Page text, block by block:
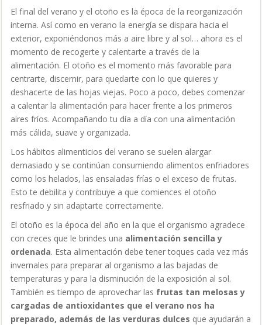
El final del verano y el otoño es la época de la reorganización
interna. Así como en verano la energía se dispara hacia el
exterior, exponiéndonos más a aire libre y al sol… ahora es el
momento de recogerte y calentarte a través de la
alimentación. El otoño es el momento más favorable para
centrarte, discernir, para quedarte con lo que quieres y
deshacerte de las hojas viejas. Poco a poco, debes comenzar
a calentar la alimentación para hacer frente a los primeros
aires fríos. Acompañando tu día a día con una alimentación
más cálida, suave y organizada.
Los hábitos alimenticios del verano se suelen alargar
demasiado y se continúan consumiendo alimentos enfriadores
como los helados, las ensaladas frías o el exceso de frutas.
Esto te debilita y contribuye a que comiences el otoño
resfriado y sin adaptarte correctamente.
El otoño es la época del año en la que el organismo agradece
con creces que le brindes una alimentación sencilla y
ordenada. Esta alimentación debe tener toques cada vez más
invernales para preparar al organismo a las bajadas de
temperaturas y para la disminución de la exposición al sol.
También es tiempo de aprovechar las frutas tan melosas y
cargadas de antioxidantes que el verano nos ha
preparado, además de las verduras dulces que ayudarán a